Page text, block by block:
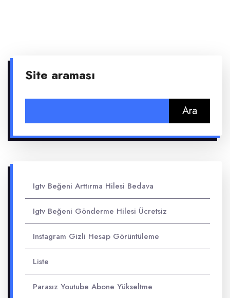
Site araması
Igtv Beğeni Arttırma Hilesi Bedava
Igtv Beğeni Gönderme Hilesi Ücretsiz
Instagram Gizli Hesap Görüntüleme
Liste
Parasız Youtube Abone Yükseltme